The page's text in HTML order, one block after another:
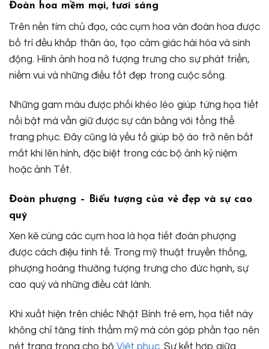
Đoàn hoa mềm mại, tươi sáng
Trên nền tím chủ đạo, các cụm hoa văn đoàn hoa được
bố trí đều khắp thân áo, tạo cảm giác hài hòa và sinh
động. Hình ảnh hoa nở tượng trưng cho sự phát triển,
niềm vui và những điều tốt đẹp trong cuộc sống.
Những gam màu được phối khéo léo giúp từng họa tiết
nổi bật mà vẫn giữ được sự cân bằng với tổng thể
trang phục. Đây cũng là yếu tố giúp bộ áo trở nên bắt
mắt khi lên hình, đặc biệt trong các bộ ảnh kỷ niệm
hoặc ảnh Tết.
Đoàn phượng – Biểu tượng của vẻ đẹp và sự cao
quý
Xen kẽ cùng các cụm hoa là họa tiết đoàn phượng
được cách điệu tinh tế. Trong mỹ thuật truyền thống,
phượng hoàng thường tượng trưng cho đức hạnh, sự
cao quý và những điều cát lành.
Khi xuất hiện trên chiếc Nhật Bình trẻ em, họa tiết này
không chỉ tăng tính thẩm mỹ mà còn góp phần tạo nên